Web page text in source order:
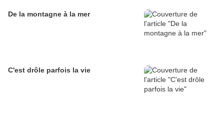
De la montagne à la mer
C'est drôle parfois la vie